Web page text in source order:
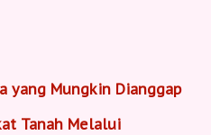
yang Mungkin Dianggap
Tanah Melalui